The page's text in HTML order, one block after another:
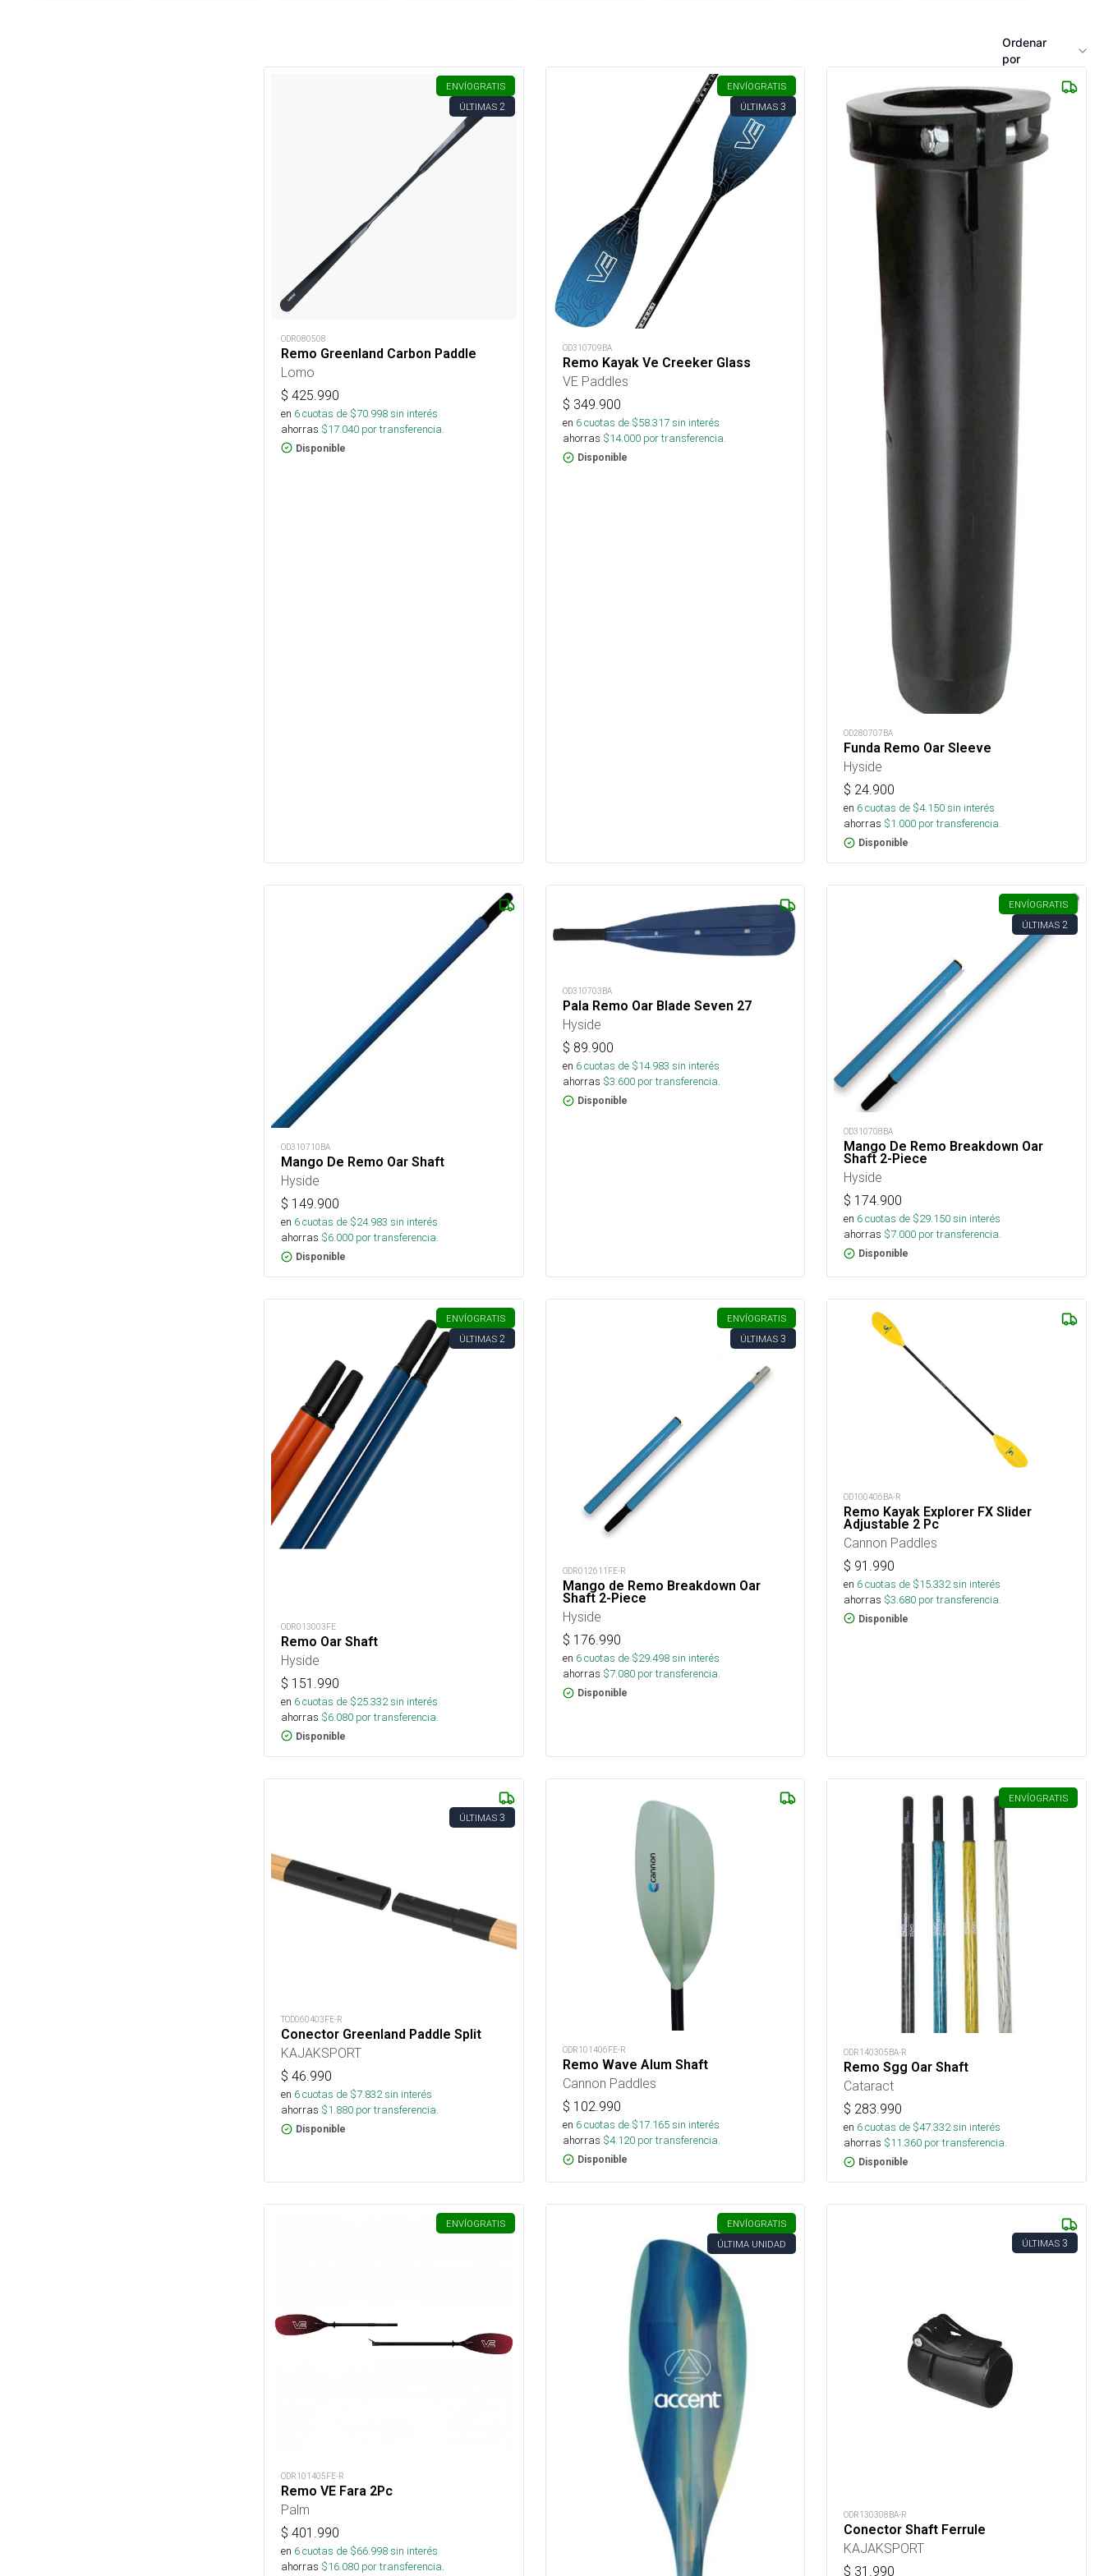
Ordenar
por
ENVÍOGRATIS
ÚLTIMAS 2
ODR080508
Remo Greenland Carbon Paddle
Lomo
$ 425.990
en 6cuotas de $70.998sin interés
ahorras $17.040 por transferencia.
Disponible
ENVÍOGRATIS
ÚLTIMAS 3
OD310709BA
Remo Kayak Ve Creeker Glass
VE Paddles
$ 349.900
en 6cuotas de $58.317sin interés
ahorras $14.000por transferencia.
Disponible
OD280707BA
Funda Remo Oar Sleeve
Hyside
$ 24.900
en 6cuotas de $4.150sin interés
ahorras $1.000 por transferencia.
Disponible
OD310710BA
Mango De Remo Oar Shaft
Hyside
$ 149.900
en 6cuotas de $24.983 sin interés
ahorras $6.000 por transferencia.
Disponible
OD310703BA
Pala Remo Oar Blade Seven 27
Hyside
$ 89.900
en 6cuotas de $14.983 sin interés
ahorras $3.600por transferencia.
Disponible
ENVÍOGRATIS
ÚLTIMAS 2
OD310708BA
Mango De Remo Breakdown Oar
Shaft 2-Piece
Hyside
$ 174.900
en 6cuotas de $29.150sin interés
ahorras $7.000 por transferencia.
Disponible
ENVÍOGRATIS
ÚLTIMAS 2
ODR013003FE
Remo Oar Shaft
Hyside
$ 151.990
en 6cuotas de $25.332sin interés
ahorras $6.080 por transferencia.
Disponible
ENVÍOGRATIS
ÚLTIMAS 3
ODR012611FE-R
Mango de Remo Breakdown Oar
Shaft 2-Piece
Hyside
$ 176.990
en 6cuotas de $29.498sin interés
ahorras $7.080por transferencia.
Disponible
OD100406BA-R
Remo Kayak Explorer FX Slider
Adjustable 2 Pc
Cannon Paddles
$ 91.990
en 6cuotas de $15.332sin interés
ahorras $3.680 por transferencia.
Disponible
ÚLTIMAS 3
TOD060403FE-R
Conector Greenland Paddle Split
KAJAKSPORT
$ 46.990
en 6cuotas de $7.832sin interés
ahorras $1.880 por transferencia.
Disponible
ODR101406FE-R
Remo Wave Alum Shaft
Cannon Paddles
$ 102.990
en 6cuotas de $17.165sin interés
ahorras $4.120por transferencia.
Disponible
ENVÍOGRATIS
ODR140305BA-R
Remo Sgg Oar Shaft
Cataract
$ 283.990
en 6cuotas de $47.332sin interés
ahorras $11.360 por transferencia.
Disponible
ENVÍOGRATIS
ODR101405FE-R
Remo VE Fara 2Pc
Palm
$ 401.990
en 6cuotas de $66.998sin interés
ahorras $16.080 por transferencia.
ENVÍOGRATIS
ÚLTIMA UNIDAD
ÚLTIMAS 3
ODR130308BA-R
Conector Shaft Ferrule
KAJAKSPORT
$ 31.990